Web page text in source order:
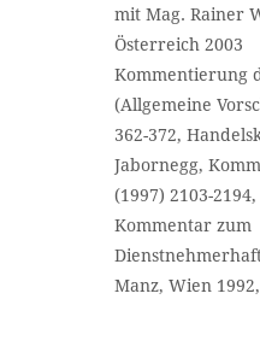
Kommentar zum
Manz, Wien
Kommentierung
(Allgemeine
362-372,
Jabornegg,
(1997) 2103-
mit Mag. Rainer
Österreich 2003